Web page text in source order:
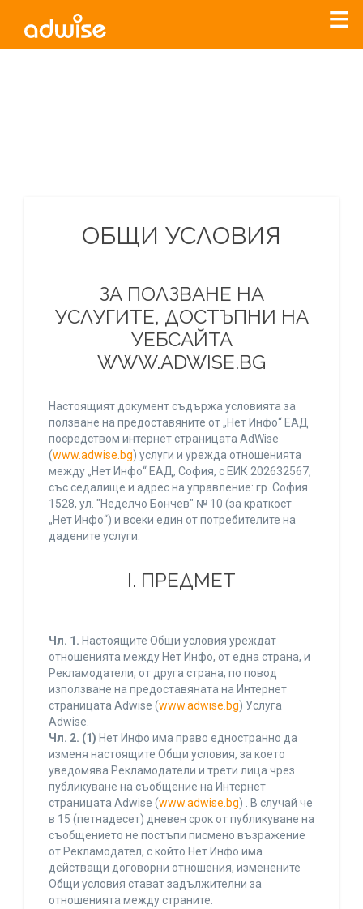
ОБЩИ УСЛОВИЯ
ЗА ПОЛЗВАНЕ НА
УСЛУГИТЕ, ДОСТЪПНИ НА
УЕБСАЙТА
WWW.ADWISE.BG
Настоящият документ съдържа условията за
ползване на предоставяните от „Нет Инфо“ ЕАД
посредством интернет страницата AdWise
(www.adwise.bg) услуги и урежда отношенията
между „Нет Инфо“ ЕАД, София, с ЕИК 202632567,
със седалище и адрес на управление: гр. София
1528, ул. "Неделчо Бончев" № 10 (за краткост
„Нет Инфо“) и всеки един от потребителите на
дадените услуги.
І. ПРЕДМЕТ
Чл. 1. Настоящите Общи условия уреждат
отношенията между Нет Инфо, от една страна, и
Рекламодатели, от друга страна, по повод
използване на предоставяната на Интернет
страницата Adwise (www.adwise.bg) Услуга
Adwise.
Чл. 2. (1) Нет Инфо има право едностранно да
изменя настоящите Общи условия, за което
уведомява Рекламодатели и трети лица чрез
публикуване на съобщение на Интернет
страницата Adwise (www.adwise.bg) . В случай че
в 15 (петнадесет) дневен срок от публикуване на
съобщението не постъпи писмено възражение
от Рекламодател, с който Нет Инфо има
действащи договорни отношения, изменените
Общи условия стават задължителни за
отношенията между страните.